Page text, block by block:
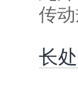
传
长处